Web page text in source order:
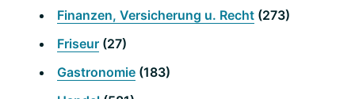
Finanzen, Versicherung u. Recht (273)
Friseur (27)
Gastronomie (183)